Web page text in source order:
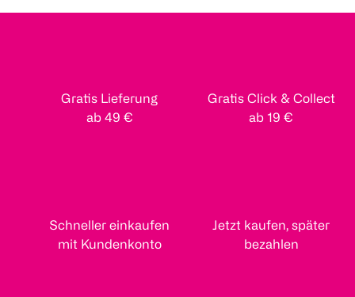
Gratis Lieferung
ab 49 €
Gratis Click & Collect
ab 19 €
Schneller einkaufen
mit Kundenkonto
Jetzt kaufen, später
bezahlen